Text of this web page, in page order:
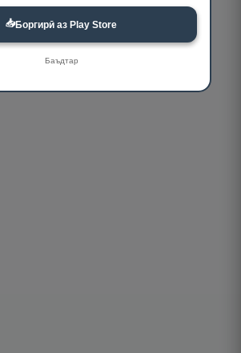
📥Боргирӣ аз Play Store
Баъдтар